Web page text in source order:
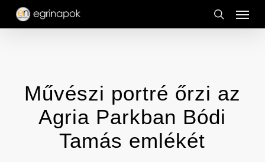
Skip
search
Menu
Művészi portré őrzi az
Agria Parkban Bódi
Tamás emlékét